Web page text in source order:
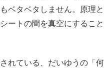
ベタベタしません。原理と
ートの間を真空にすること
れている、だいゆうの「何